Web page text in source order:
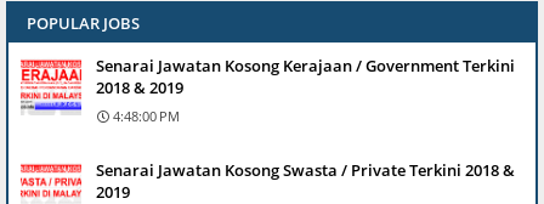
POPULAR JOBS
Senarai Jawatan Kosong Kerajaan / Government Terkini
2018 & 2019
4:48:00 PM
Senarai Jawatan Kosong Swasta / Private Terkini 2018 &
2019